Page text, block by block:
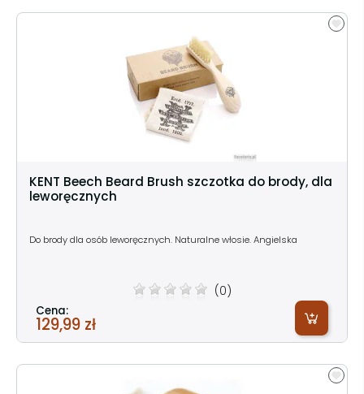
KENT Beech Beard Brush szczotka do brody, dla
leworęcznych
Do brody dla osób leworęcznych. Naturalne włosie. Angielska
(0)
Cena:
129,99 zł